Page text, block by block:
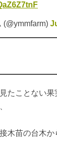
たことない果
木苗の台木か